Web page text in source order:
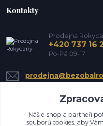
Kontakty
Prodejna
+420 737 16
Po-Pá 09-17
Náš e-shop a partneři
souborů cookies, aby